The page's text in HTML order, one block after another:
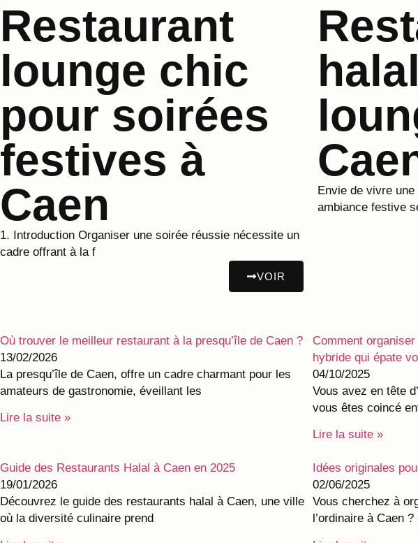
Restaurant
lounge chic
pour soirées
festives à
Caen
1. Introduction Organiser une soirée réussie nécessite un
cadre offrant à la f
VOIR
Envie de vivre
ambiance festive
Où trouver le meilleur restaurant à la presqu’île de Caen ?
13/02/2026
La presqu’île de Caen, offre un cadre charmant pour les
amateurs de gastronomie, éveillant les
Lire la suite »
Comment
hybride qui épate
04/10/2025
Vous avez en tête
vous êtes coincé
Lire la suite »
Guide des Restaurants Halal à Caen en 2025
19/01/2026
Découvrez le guide des restaurants halal à Caen, une ville
où la diversité culinaire prend
Idées originales
02/06/2025
Vous cherchez à
l’ordinaire à Caen